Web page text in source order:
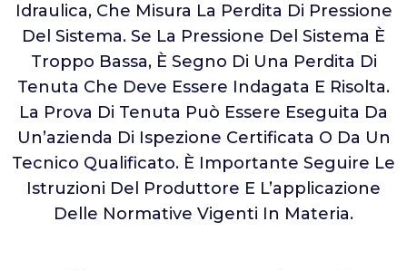
Idraulica, Che Misura La Perdita Di Pressione
Del Sistema. Se La Pressione Del Sistema È
Troppo Bassa, È Segno Di Una Perdita Di
Tenuta Che Deve Essere Indagata E Risolta.
La Prova Di Tenuta Può Essere Eseguita Da
Un’azienda Di Ispezione Certificata O Da Un
Tecnico Qualificato. È Importante Seguire Le
Istruzioni Del Produttore E L’applicazione
Delle Normative Vigenti In Materia.